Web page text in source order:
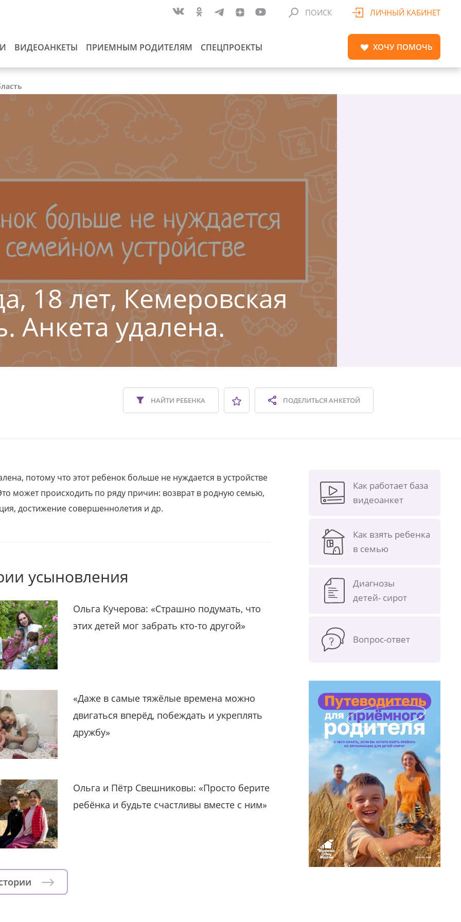
ВИДЕОАНКЕТЫ ПРИЕМНЫМ РОДИТЕЛЯМ СПЕЦПРОЕКТЫ
ПОИСК ЛИЧНЫЙ КАБИНЕТ
ХОЧУ ПОМОЧЬ
18 лет, Кемеровская
Анкета удалена.
ПОДЕЛИТЬСЯАНКЕТОЙ
НАЙТИ РЕБЕНКА
потому что этот ребенок больше не нуждается в устройстве
может происходить по ряду причин: возврат в родную семью,
достижение совершеннолетия и др.
усыновления
Ольга Кучерова: «Страшно подумать, что
этих детей мог забрать кто-то другой»
«Даже в самые тяжёлые времена можно
двигаться вперёд, побеждать и укреплять
дружбу»
Ольга и Пётр Свешниковы: «Просто берите
ребёнка и будьте счастливы вместе с ним»
Как работает база
видеоанкет
Как взять ребенка
в семью
Диагнозы
детей- сирот
Вопрос-ответ